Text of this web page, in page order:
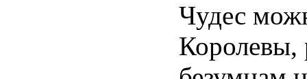
Чудес
Королевы,